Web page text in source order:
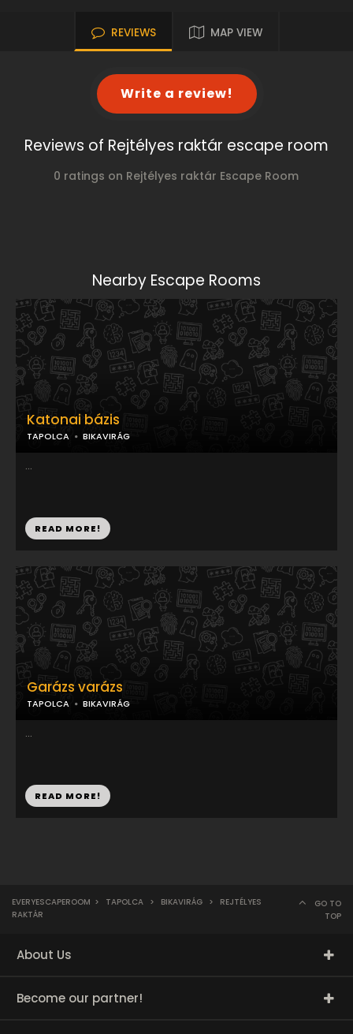
REVIEWS MAP VIEW
Write a review!
Reviews of Rejtélyes raktár escape room
0 ratings on Rejtélyes raktár Escape Room
Nearby Escape Rooms
Katonai bázis
TAPOLCA BIKAVIRÁG
...
READ MORE!
Garázs varázs
TAPOLCA BIKAVIRÁG
...
READ MORE!
EVERYESCAPEROOM > TAPOLCA > BIKAVIRÁG >
REJTÉLYES
RAKTÁR
GO TO
TOP
About Us
Become our partner!